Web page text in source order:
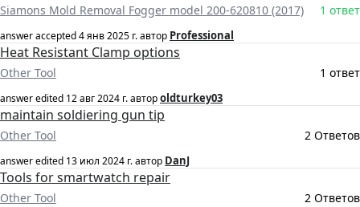
Siamons Mold Removal Fogger model 200-620810 (2017) 1 ответ
answer accepted4 янв 2025 г.автор Professional
Heat Resistant Clamp options
Other Tool 1 ответ
answer edited 12 авг 2024 г.авторoldturkey03
maintain soldiering gun tip
Other Tool 2 Ответов
answer edited 13 июл 2024 г.автор DanJ
Tools for smartwatch repair
Other Tool 2 Ответов